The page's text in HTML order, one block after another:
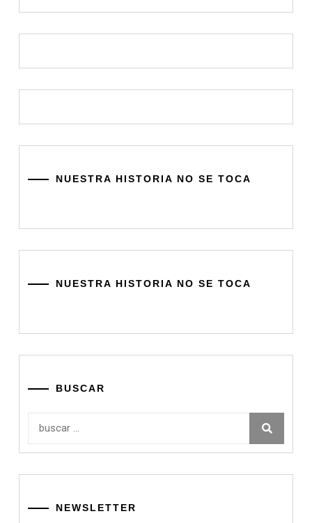
NUESTRA HISTORIA NO SE TOCA
NUESTRA HISTORIA NO SE TOCA
BUSCAR
NEWSLETTER